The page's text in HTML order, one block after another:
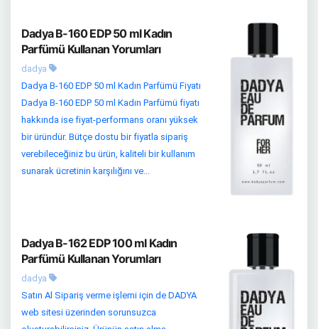
Dadya B-160 EDP 50 ml Kadın
Parfümü Kullanan Yorumları
dadya
Dadya B-160 EDP 50 ml Kadın Parfümü Fiyatı
Dadya B-160 EDP 50 ml Kadın Parfümü fiyatı
hakkında ise fiyat-performans oranı yüksek
bir üründür. Bütçe dostu bir fiyatla sipariş
verebileceğiniz bu ürün, kaliteli bir kullanım
sunarak ücretinin karşılığını ve...
Dadya B-162 EDP 100 ml Kadın
Parfümü Kullanan Yorumları
dadya
Satın Al Sipariş verme işlemi için de DADYA
web sitesi üzerinden sorunsuzca